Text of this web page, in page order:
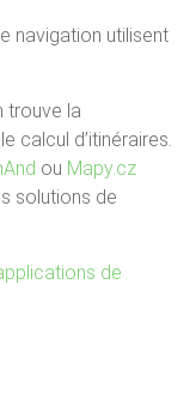
navigation utilisent
trouve la
calcul d’itinéraires.
ou Mapy.cz
solutions de
de